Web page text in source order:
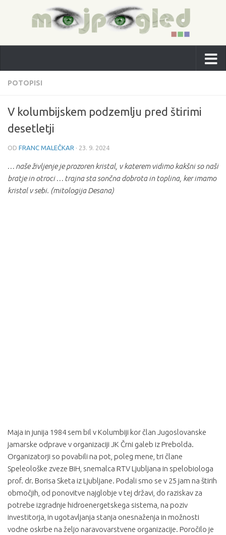
POTOPISI
V kolumbijskem podzemlju pred štirimi
desetletji
OD FRANC MALEČKAR · 23. 9. 2024
… naše življenje je prozoren kristal, v katerem vidimo kakšni so naši
bratje in otroci … trajna sta sončna dobrota in toplina, ker imamo
kristal v sebi. (mitologija Desana)
Maja in junija 1984 sem bil v Kolumbiji kor član Jugoslovanske
jamarske odprave v organizaciji JK Črni galeb iz Prebolda.
Organizatorji so povabili na pot, poleg mene, tri člane
Speleološke zveze BiH, snemalca RTV Ljubljana in spelobiologa
prof. dr. Borisa Sketa iz Ljubljane. Podali smo se v 25 jam na štirih
območjih, od ponovitve najglobje v tej državi, do raziskav za
potrebe izgradnje hidroenergetskega sistema, na poziv
investitorja, in ugotavljanja stanja onesnaženja in možnosti
vodne oskrbe na željo naravovarstvene organizacije. Poročilo je